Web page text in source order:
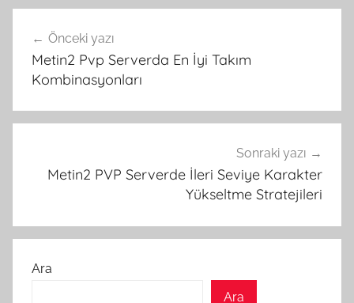
gezinmesi
Önceki yazı
Metin2 Pvp Serverda En İyi Takım
Kombinasyonları
Sonraki yazı
Metin2 PVP Serverde İleri Seviye Karakter
Yükseltme Stratejileri
Ara
Ara